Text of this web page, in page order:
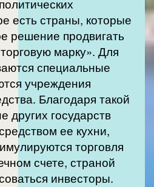
есть страны, которые
решение продвигать
марку». Для
специальные
учреждения
Благодаря такой
других государств
торговля
счете, страной
инвесторы.